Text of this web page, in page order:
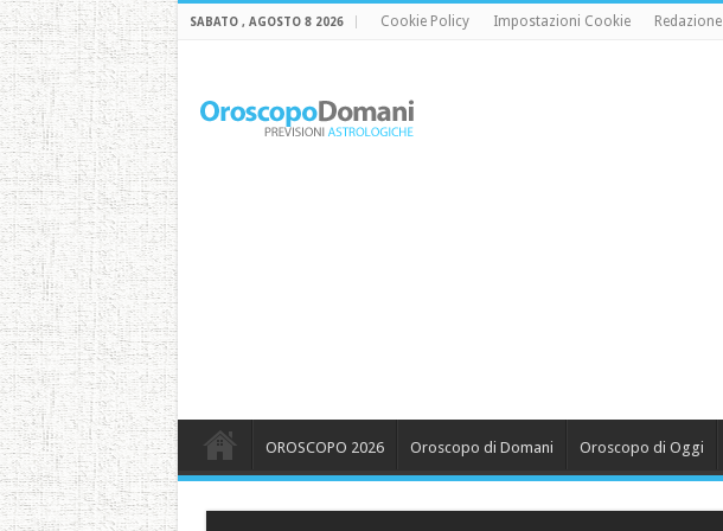
SABATO , AGOSTO 8 2026 Cookie Policy Impostazioni Cookie Redazione
OROSCOPO 2026 Oroscopo di Domani Oroscopo di Oggi